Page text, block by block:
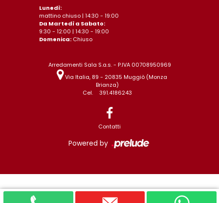
Lunedì:
mattino chiuso | 14:30 - 19:00
Da Martedì a Sabato:
9:30 - 12:00 | 14:30 - 19:00
Domenica: Chiuso
Arredamenti Sala S.a.s. - P.IVA 00708950969
Via Italia, 89 - 20835 Muggiò (Monza
Brianza)
Cel.
391.4186243
Contatti
Powered by